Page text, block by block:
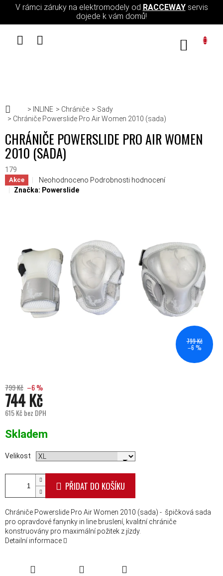
Přejít na obsah
V rámci záruky na elektromodely od RACCEWAYservis
dojede k vám domů!
DomůINLINE Chrániče
Sady
Chrániče Powerslide Pro Air Women 2010 (sada)
CHRÁNIČE POWERSLIDE PRO AIR WOMEN
2010 (SADA)
179
Akce Průměrné hodnocení produktu je 0,0 z 5 hvězdiček.
Neohodnoceno Podrobnosti hodnocení
Značka: Powerslide
799 Kč
–6 %
799 Kč –6 %
744 Kč
615 Kč bez DPH
Skladem
Velikost
PŘIDAT DO KOŠÍKU
Chrániče Powerslide Pro Air Women 2010 (sada) - špičková sada
pro opravdové fanynky in line bruslení, kvalitní chrániče
konstruovány pro maximální požitek z jízdy.
Detailní informace